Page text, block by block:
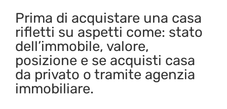
Prima di acquistare una casa
rifletti su aspetti come: stato
dell’immobile, valore,
posizione e se acquisti casa
da privato o tramite agenzia
immobiliare.